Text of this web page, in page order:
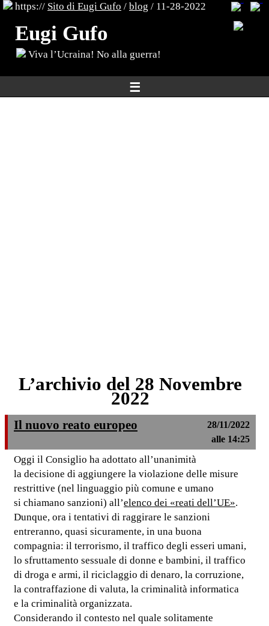
https:// Sito di Eugi Gufo / blog / 11-28-2022
Eugi Gufo
Viva l’Ucraina! No alla guerra!
☰
L’archivio del 28 Novembre
2022
Il nuovo reato europeo
28/11/2022
alle 14:25
Oggi il Consiglio ha adottato all’unanimità
la decisione di aggiungere la violazione delle misure
restrittive (nel linguaggio più comune e umano
si chiamano sanzioni) all’elenco dei «reati dell’UE».
Dunque, ora i tentativi di raggirare le sanzioni
entreranno, quasi sicuramente, in una buona
compagnia: il terrorismo, il traffico degli esseri umani,
lo sfruttamento sessuale di donne e bambini, il traffico
di droga e armi, il riciclaggio di denaro, la corruzione,
la contraffazione di valuta, la criminalità informatica
e la criminalità organizzata.
Considerando il contesto nel quale solitamente